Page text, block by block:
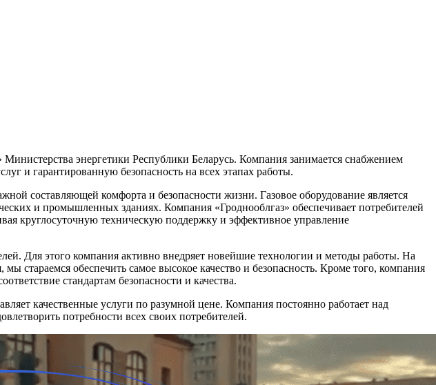
энергетики Республики Беларусь. Компания занимается снабжением
и гарантированную безопасность на всех этапах работы.
составляющей комфорта и безопасности жизни. Газовое оборудование является
и промышленных зданиях. Компания «Гроднооблгаз» обеспечивает потребителей
круглосуточную техническую поддержку и эффективное управление
Для этого компания активно внедряет новейшие технологии и методы работы. На
стараемся обеспечить самое высокое качество и безопасность. Кроме того, компания
стандартам безопасности и качества.
качественные услуги по разумной цене. Компания постоянно работает над
потребности всех своих потребителей.